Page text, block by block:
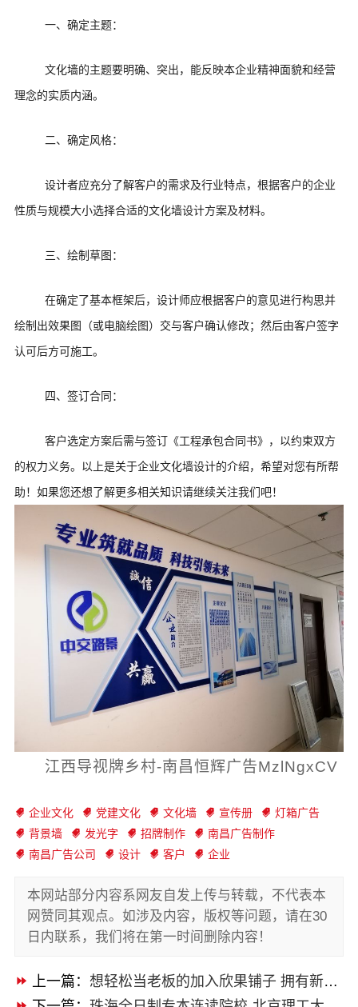
一、确定主题：
文化墙的主题要明确、突出，能反映本企业精神面貌和经营
理念的实质内涵。
二、确定风格：
设计者应充分了解客户的需求及行业特点，根据客户的企业
性质与规模大小选择合适的文化墙设计方案及材料。
三、绘制草图：
在确定了基本框架后，设计师应根据客户的意见进行构思并
绘制出效果图（或电脑绘图）交与客户确认修改；然后由客户签字
认可后方可施工。
四、签订合同：
客户选定方案后需与签订《工程承包合同书》，以约束双方
的权力义务。以上是关于企业文化墙设计的介绍，希望对您有所帮
助！如果您还想了解更多相关知识请继续关注我们吧！
江西导视牌乡村-南昌恒辉广告MzlNgxCV
企业文化 党建文化 文化墙 宣传册
灯箱广告
背景墙
发光字 招牌制作
南昌广告制作
南昌广告公司
设计 客户 企业
本网站部分内容系网友自发上传与转载，不代表本
网赞同其观点。如涉及内容，版权等问题，请在30
日内联系，我们将在第一时间删除内容！
上一篇： 想轻松当老板的加入欣果铺子 拥有新潮流新模式